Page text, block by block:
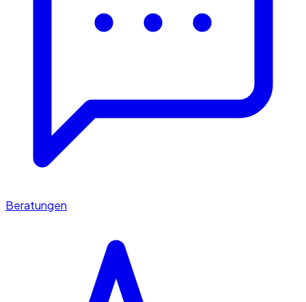
Beratungen